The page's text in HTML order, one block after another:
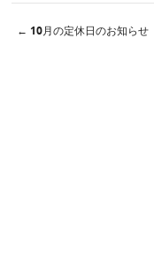
← 10月の定休日のお知らせ